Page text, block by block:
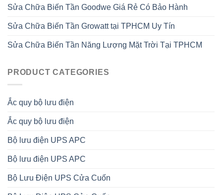
Sửa Chữa Biến Tần Goodwe Giá Rẻ Có Bảo Hành
Sửa Chữa Biến Tần Growatt tại TPHCM Uy Tín
Sửa Chữa Biến Tần Năng Lượng Mặt Trời Tại TPHCM
PRODUCT CATEGORIES
Ắc quy bộ lưu điện
Ắc quy bộ lưu điện
Bộ lưu điện UPS APC
Bộ lưu điện UPS APC
Bộ Lưu Điện UPS Cửa Cuốn